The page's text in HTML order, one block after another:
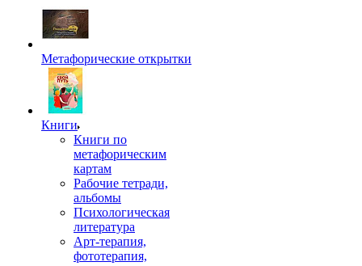
Метафорические открытки
Книги
Книги по
метафорическим
картам
Рабочие тетради,
альбомы
Психологическая
литература
Арт-терапия,
фототерапия,